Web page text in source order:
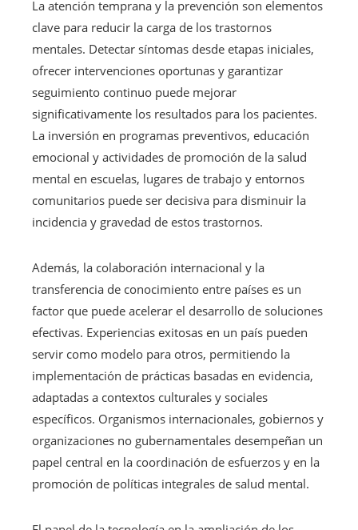
La atención temprana y la prevención son elementos
clave para reducir la carga de los trastornos
mentales. Detectar síntomas desde etapas iniciales,
ofrecer intervenciones oportunas y garantizar
seguimiento continuo puede mejorar
significativamente los resultados para los pacientes.
La inversión en programas preventivos, educación
emocional y actividades de promoción de la salud
mental en escuelas, lugares de trabajo y entornos
comunitarios puede ser decisiva para disminuir la
incidencia y gravedad de estos trastornos.
Además, la colaboración internacional y la
transferencia de conocimiento entre países es un
factor que puede acelerar el desarrollo de soluciones
efectivas. Experiencias exitosas en un país pueden
servir como modelo para otros, permitiendo la
implementación de prácticas basadas en evidencia,
adaptadas a contextos culturales y sociales
específicos. Organismos internacionales, gobiernos y
organizaciones no gubernamentales desempeñan un
papel central en la coordinación de esfuerzos y en la
promoción de políticas integrales de salud mental.